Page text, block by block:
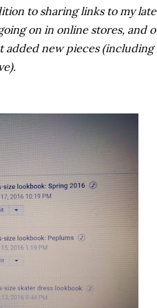
to sharing links to my
on in online stores, and
added new pieces